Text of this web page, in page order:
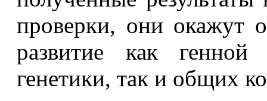
проверки, они окажут
развитие как
генетики, так и общих